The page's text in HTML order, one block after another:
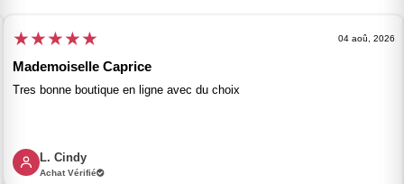
★★★★★ 04 aoû, 2026
Mademoiselle Caprice
Tres bonne boutique en ligne avec du choix
L. Cindy
Achat Vérifié